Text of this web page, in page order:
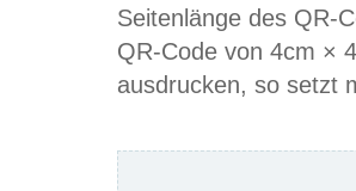
Seitenlänge des QR-
QR-Code von 4cm ×
ausdrucken, so setzt